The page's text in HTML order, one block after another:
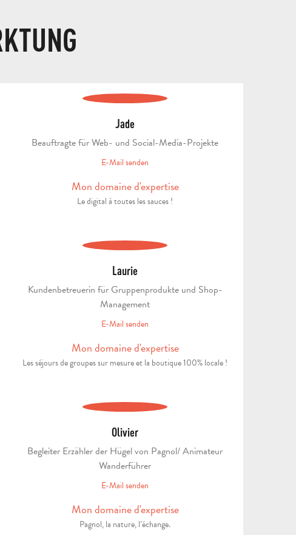
AUFENTHALTE
Jade
Beauftragte für Web- und Social-Media-Projekte
E-Mail senden
Mon domaine d'expertise
Le digital à toutes les sauces !
Laurie
Kundenbetreuerin für Gruppenprodukte und Shop-
Management
E-Mail senden
Mon domaine d'expertise
Les séjours de groupes sur mesure et la boutique 100% locale !
Olivier
Begleiter Erzähler der Hügel von Pagnol/ Animateur
Wanderführer
E-Mail senden
Mon domaine d'expertise
Pagnol, la nature, l’échange.